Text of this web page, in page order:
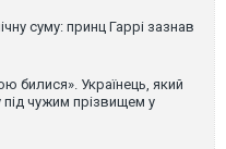
суму: принц Гаррі зазнав
билися». Українець, який
під чужим прізвищем у